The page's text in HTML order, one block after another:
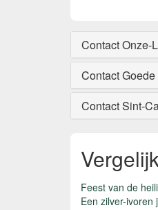
Contact Onze-
Contact
Contact Sint-
Feest van de
Een zilver-ivoren